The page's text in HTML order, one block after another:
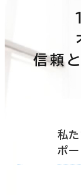
信頼
私
ポ